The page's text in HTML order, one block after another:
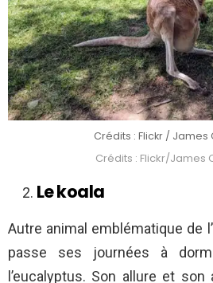
Crédits : Flickr / James
Crédits : Flickr/James
Le koala
Autre animal emblématique de
passe ses journées à
l’eucalyptus. Son allure et